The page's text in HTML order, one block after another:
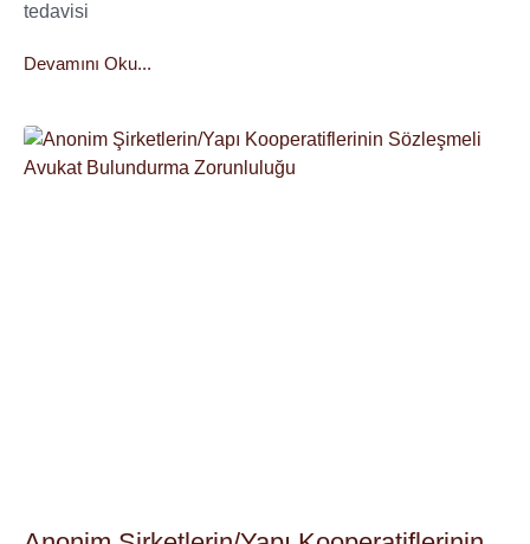
tedavisi
Devamını Oku...